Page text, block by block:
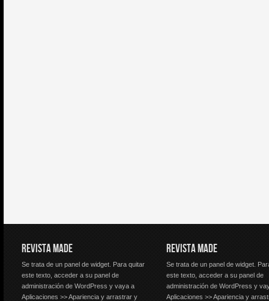
REVISTA MADE
Se trata de un panel de widget. Para quitar
este texto, acceder a su panel de
administración de WordPress y vaya a
Aplicaciones >> Apariencia y arrastrar y
REVISTA MADE
Se trata de un panel de widget.
este texto, acceder a su panel de
administración de WordPress y
Aplicaciones >> Apariencia y